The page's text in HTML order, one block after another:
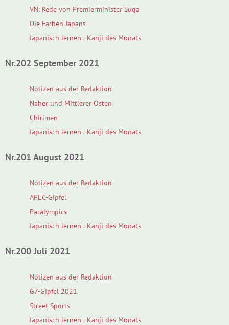
VN: Rede von Premierminister Suga
Die Farben Japans
Japanisch lernen - Kanji des Monats
Nr.202 September 2021
Notizen aus der Redaktion
Naher und Mittlerer Osten
Chirimen
Japanisch lernen - Kanji des Monats
Nr.201 August 2021
Notizen aus der Redaktion
APEC-Gipfel
Paralympics
Japanisch lernen - Kanji des Monats
Nr.200 Juli 2021
Notizen aus der Redaktion
G7-Gipfel 2021
Street Sports
Japanisch lernen - Kanji des Monats